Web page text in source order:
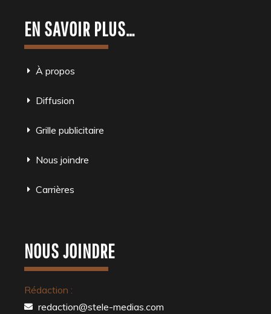
EN SAVOIR PLUS…
À propos
Diffusion
Grille publicitaire
Nous joindre
Carrières
NOUS JOINDRE
Rédaction :
redaction@stele-medias.com